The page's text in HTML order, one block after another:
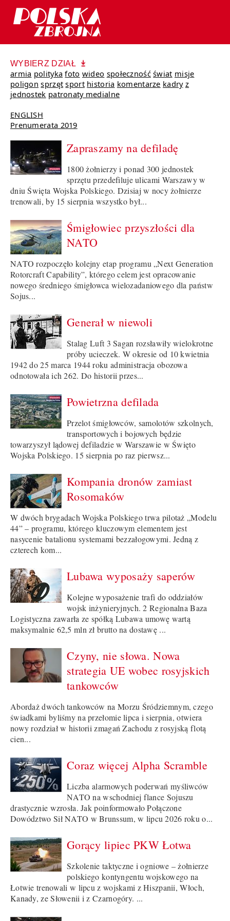
WYBIERZ DZIAŁ
armia polityka foto wideo społeczność świat misje
poligon sprzęt sport historia komentarze kadry z
jednostek patronaty medialne
ENGLISH
Prenumerata 2019
Zapraszamy na defiladę
1800 żołnierzy i ponad 300 jednostek
sprzętu przedefiluje ulicami Warszawy w
dniu Święta Wojska Polskiego. Dzisiaj w nocy żołnierze
trenowali, by 15 sierpnia wszystko był...
Śmigłowiec przyszłości dla
NATO
NATO rozpoczęło kolejny etap programu „Next Generation
Rotorcraft Capability”, którego celem jest opracowanie
nowego średniego śmigłowca wielozadaniowego dla państw
Sojus...
Generał w niewoli
Stalag Luft 3 Sagan rozsławiły wielokrotne
próby ucieczek. W okresie od 10 kwietnia
1942 do 25 marca 1944 roku administracja obozowa
odnotowała ich 262. Do historii przes...
Powietrzna defilada
Przelot śmigłowców, samolotów szkolnych,
transportowych i bojowych będzie
towarzyszył lądowej defiladzie w Warszawie w Święto
Wojska Polskiego. 15 sierpnia po raz pierwsz...
Kompania dronów zamiast
Rosomaków
W dwóch brygadach Wojska Polskiego trwa pilotaż „Modelu
44” – programu, którego kluczowym elementem jest
nasycenie batalionu systemami bezzałogowymi. Jedną z
czterech kom...
Lubawa wyposaży saperów
Kolejne wyposażenie trafi do oddziałów
wojsk inżynieryjnych. 2 Regionalna Baza
Logistyczna zawarła ze spółką Lubawa umowę wartą
maksymalnie 62,5 mln zł brutto na dostawę ...
Czyny, nie słowa. Nowa
strategia UE wobec rosyjskich
tankowców
Abordaż dwóch tankowców na Morzu Śródziemnym, czego
świadkami byliśmy na przełomie lipca i sierpnia, otwiera
nowy rozdział w historii zmagań Zachodu z rosyjską flotą
cien...
Coraz więcej Alpha Scramble
Liczba alarmowych poderwań myśliwców
NATO na wschodniej flance Sojuszu
drastycznie wzrosła. Jak poinformowało Połączone
Dowództwo Sił NATO w Brunssum, w lipcu 2026 roku o...
Gorący lipiec PKW Łotwa
Szkolenie taktyczne i ogniowe – żołnierze
polskiego kontyngentu wojskowego na
Łotwie trenowali w lipcu z wojskami z Hiszpanii, Włoch,
Kanady, ze Słowenii i z Czarnogóry. ...